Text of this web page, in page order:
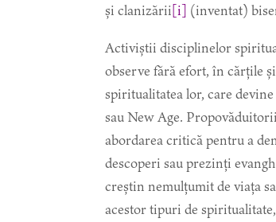
și clanizării[i] (inventat)
Activiștii disciplinelor
observe fără efort, în cărțile
spiritualitatea lor, care
sau New Age.
abordarea critică pentru a
descoperi sau prezinți
creștin nemulțumit de viața
acestor tipuri de